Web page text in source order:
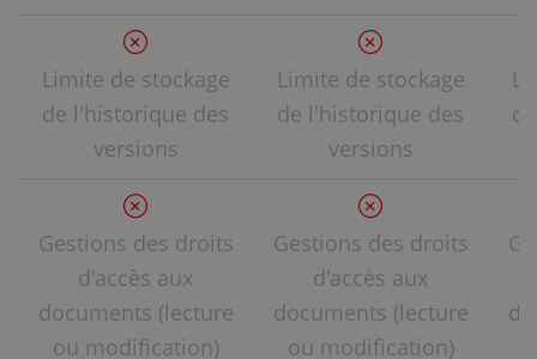
Limite de stockage
de l'historique des
versions
Limite de stockage
de l'historique des
versions
Gestions des droits
d'accès aux
documents (lecture
ou modification)
Gestions des droits
d'accès aux
documents (lecture
ou modification)